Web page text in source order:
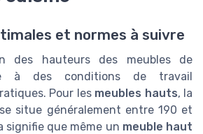
et normes à suivre
des hauteurs des meubles de
à des conditions de travail
Pour les meubles hauts, la
situe généralement entre 190 et
signifie que même un meuble haut